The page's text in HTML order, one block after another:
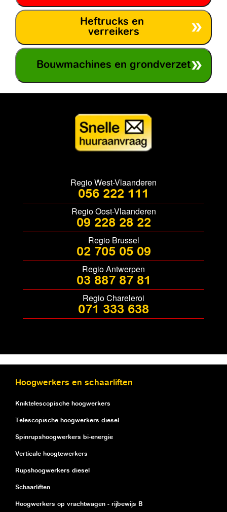
Heftrucks en
verreikers
Bouwmachines en grondverzet
Regio West-Vlaanderen
056 222 111
Regio Oost-Vlaanderen
09 228 28 22
Regio Brussel
02 705 05 09
Regio Antwerpen
03 887 87 81
Regio Chareleroi
071 333 638
Hoogwerkers en schaarliften
Kniktelescopische hoogwerkers
Telescopische hoogwerkers diesel
Spinrupshoogwerkers bi-energie
Verticale hoogtewerkers
Rupshoogwerkers diesel
Schaarliften
Hoogwerkers op vrachtwagen - rijbewijs B